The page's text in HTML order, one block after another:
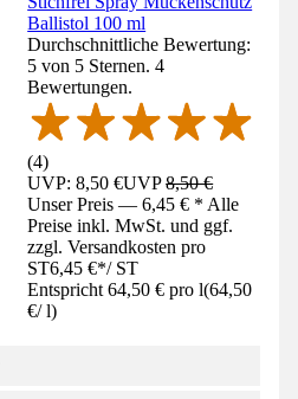
Ballistol 100 ml
Durchschnittliche Bewertung:
5 von 5 Sternen. 4
Bewertungen.
(4)
UVP: 8,50 €UVP8,50 €
Unser Preis — 6,45 € * Alle
Preise inkl. MwSt. und ggf.
zzgl. Versandkosten pro
ST6,45 €*/ ST
Entspricht 64,50 € pro l(64,50
€/ l)